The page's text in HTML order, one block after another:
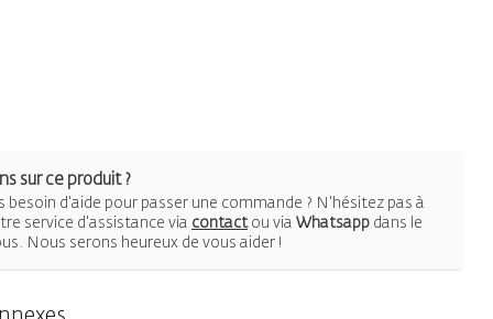
sur ce produit ?
besoin d'aide pour passer une commande ? N'hésitez pas à
service d'assistance via contactou via Whatsapp dans le
Nous serons heureux de vous aider !